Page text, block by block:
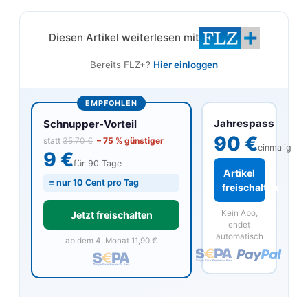
Diesen Artikel weiterlesen mit
Bereits FLZ+? Hier einloggen
Jahrespass
90 €einmalig
Artikel
freischalten
Kein Abo,
endet
automatisch
EMPFOHLEN
Schnupper-Vorteil
statt 35,70 € – 75 % günstiger
9 €für 90 Tage
= nur 10 Cent pro Tag
Jetzt freischalten
ab dem 4. Monat 11,90 €